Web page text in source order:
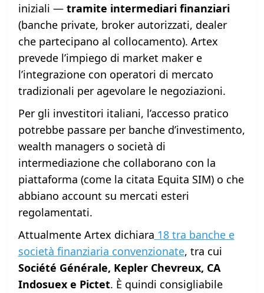
iniziali — tramite intermediari finanziari
(banche private, broker autorizzati, dealer
che partecipano al collocamento). Artex
prevede l’impiego di market maker e
l’integrazione con operatori di mercato
tradizionali per agevolare le negoziazioni.
Per gli investitori italiani, l’accesso pratico
potrebbe passare per banche d’investimento,
wealth managers o società di
intermediazione che collaborano con la
piattaforma (come la citata Equita SIM) o che
abbiano account su mercati esteri
regolamentati.
Attualmente Artex dichiara 18 tra banche e
società finanziaria convenzionate, tra cui
Société Générale, Kepler Chevreux, CA
Indosuex e Pictet. È quindi consigliabile